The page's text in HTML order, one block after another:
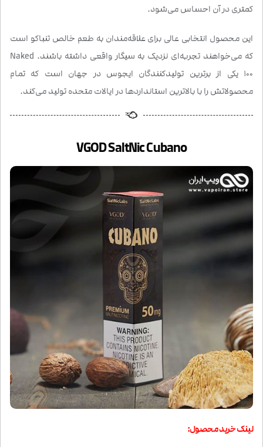
کمتری در آن احساس می‌شود.
این محصول انتخابی عالی برای علاقه‌مندان به طعم خالص تنباکو است
که می‌خواهند تجربه‌ای نزدیک به سیگار واقعی داشته باشند. Naked
100 یکی از برترین تولیدکنندگان ایجوس در جهان است که تمام
محصولاتش را با بالاترین استانداردها در ایالات متحده تولید می‌کند.
VGOD SaltNic Cubano
لینک خرید محصول: